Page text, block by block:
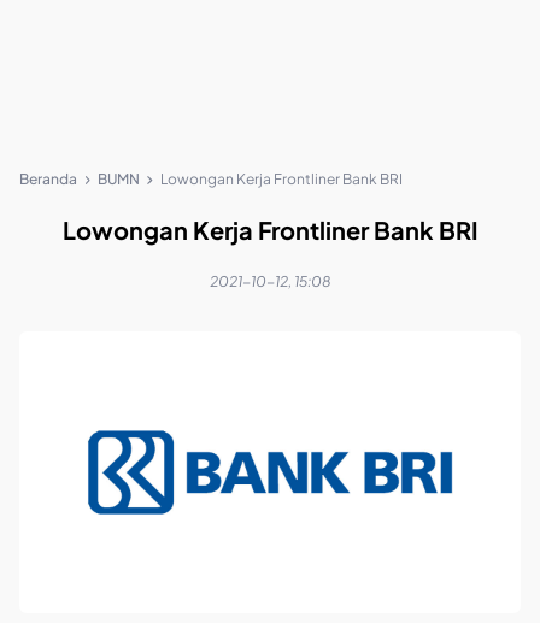
Beranda BUMN Lowongan Kerja Frontliner Bank BRI
Lowongan Kerja Frontliner Bank BRI
2021-10-12, 15:08